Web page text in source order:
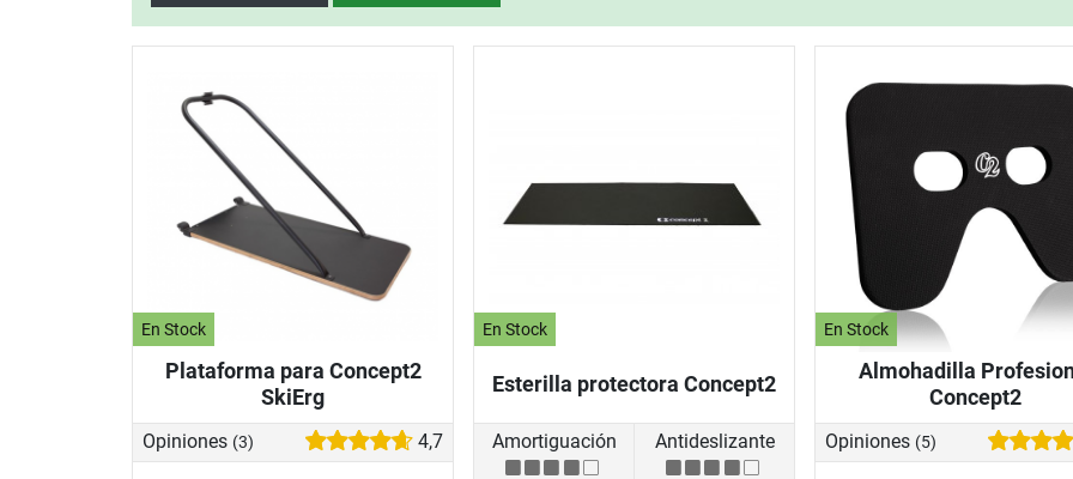
En Stock
Plataforma para Concept2
SkiErg
Opiniones (3) 4,7
En Stock
Esterilla protectora Concept2
Amortiguación Antideslizante
En Stock
Almohadilla
Concept2
Opiniones (5)